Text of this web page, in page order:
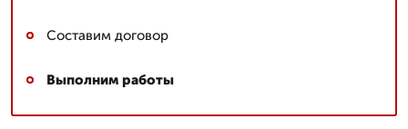
Составим договор
Выполним работы